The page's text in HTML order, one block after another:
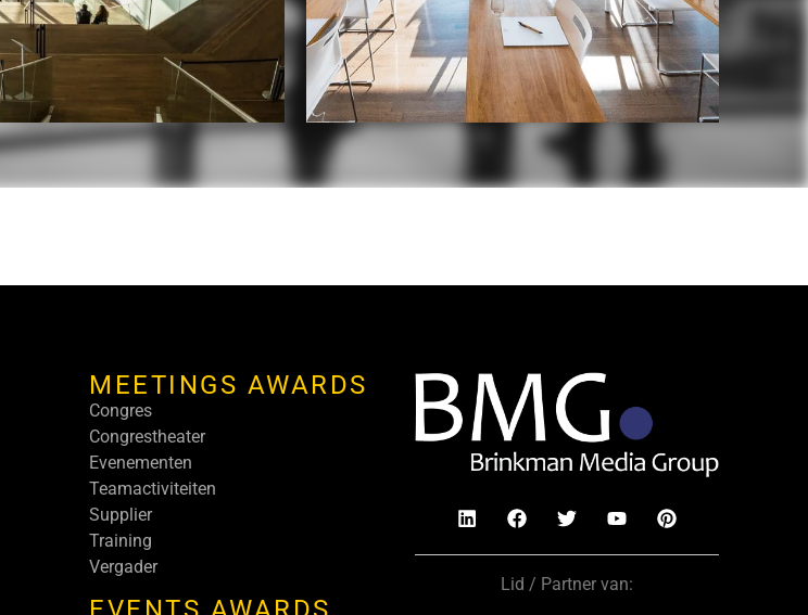
MEETINGS AWARDS
Congres
Congrestheater
Evenementen
Teamactiviteiten
Supplier
Training
Vergader
Lid / Partner van: